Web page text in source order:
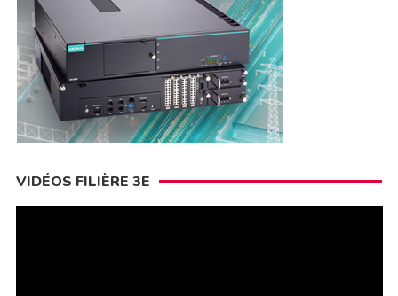
VIDÉOS FILIÈRE 3E